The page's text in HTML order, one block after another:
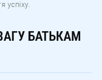
успіху.
БАТЬКАМ